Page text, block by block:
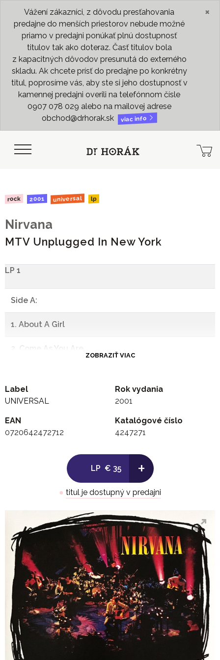
Vážení zákazníci, z dôvodu presťahovania
predajne do menších priestorov nebude možné
priamo v predajni ponúkať plnú dostupnosť
titulov tak ako doteraz. Časť titulov bola
z kapacitných dôvodov presunutá do externého
skladu. Ak chcete prísť do predajne po konkrétny
titul, poprosíme vás, aby ste si jeho dostupnosť v
kamennej predajni overili na telefónnom čísle
0907 078 029 alebo na mailovej adrese
obchod@drhorak.sk
viac info
×
rock 2001 universal lp
Nirvana
MTV Unplugged In New York
LP 1
Side A:
1. About A Girl
2. Come As You Are
4. The Man Who Sold The World
-
1. Pennyroyal Tea
4. On A Plain
5. Something In The Way
.
LP 2
Side C:
ZOBRAZIŤ VIAC
Label
UNIVERSAL
Rok vydania
2001
EAN
0720642472712
Katalógové číslo
4247271
LP € 35 +
● titul je dostupný v predajni